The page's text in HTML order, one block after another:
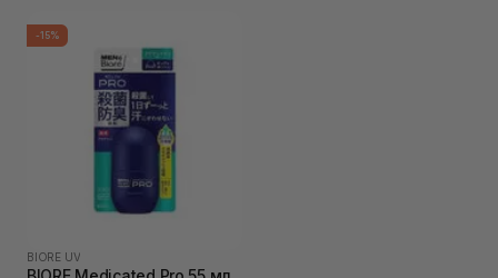
-15%
BIORE UV